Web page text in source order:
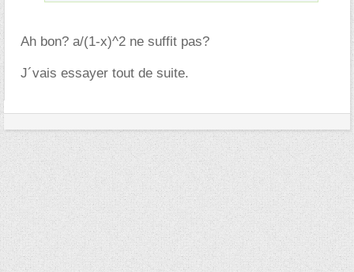
Ah bon? a/(1-x)^2 ne suffit pas?
J´vais essayer tout de suite.